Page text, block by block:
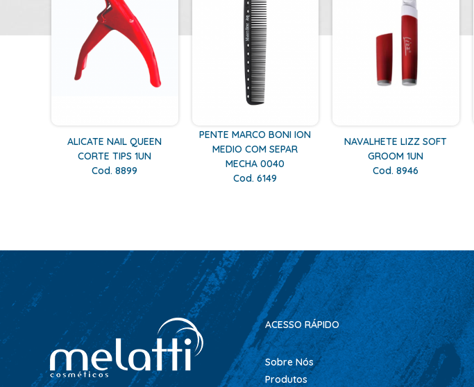
ALICATE NAIL QUEEN
CORTE TIPS 1UN
Cod. 8899
PENTE MARCO BONI ION
MEDIO COM SEPAR
MECHA 0040
Cod. 6149
NAVALHETE LIZZ SOFT
GROOM 1UN
Cod. 8946
ACESSO RÁPIDO
Sobre Nós
Produtos